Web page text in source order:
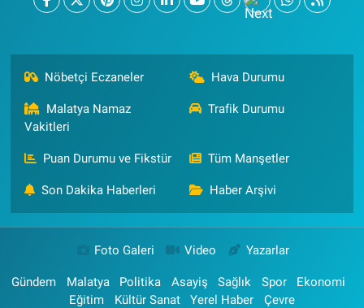
Nöbetçi Eczaneler Hava Durumu
Malatya Namaz
Vakitleri
Trafik Durumu
Puan Durumu ve Fikstür Tüm Manşetler
Son Dakika Haberleri Haber Arşivi
Foto Galeri Video Yazarlar
Gündem Malatya Politika Asayiş Sağlık Spor
Ekonomi
Eğitim
Kültür Sanat Yerel Haber Çevre